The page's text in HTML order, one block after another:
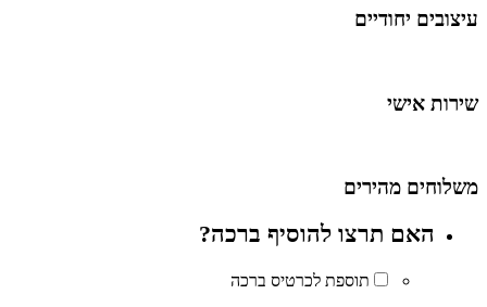
עיצובים יחודיים
שירות אישי
משלוחים מהירים
האם תרצו להוסיף ברכה?
תוספת לכרטיס ברכה